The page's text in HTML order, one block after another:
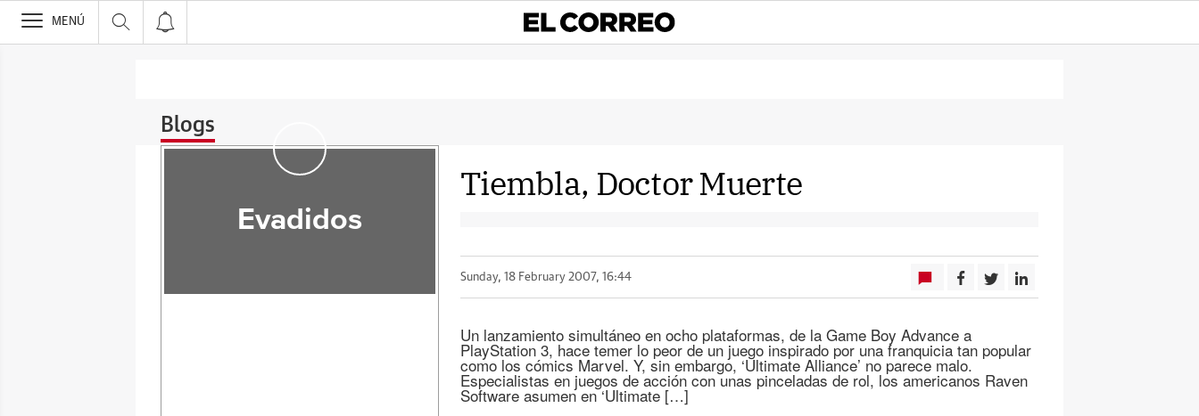
>
MENÚ
Blogs
Tiembla, Doctor Muerte
Sunday, 18 February 2007, 16:44
Un lanzamiento simultáneo en ocho plataformas, de la Game Boy Advance a
PlayStation 3, hace temer lo peor de un juego inspirado por una franquicia tan popular
como los cómics Marvel. Y, sin embargo, ‘Ultimate Alliance’ no parece malo.
Especialistas en juegos de acción con unas pinceladas de rol, los americanos Raven
Software asumen en ‘Ultimate […]
Evadidos